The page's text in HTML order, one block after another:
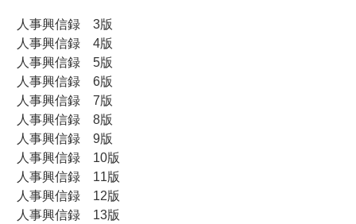
人事興信録 3版
人事興信録 4版
人事興信録 5版
人事興信録 6版
人事興信録 7版
人事興信録 8版
人事興信録 9版
人事興信録 10版
人事興信録 11版
人事興信録 12版
人事興信録 13版